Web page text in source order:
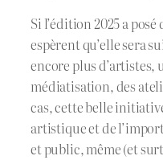
Si l’édition 2025 a
espèrent qu’elle sera
encore plus d’artistes,
médiatisation, des
cas, cette belle
artistique et de
et public, même (et